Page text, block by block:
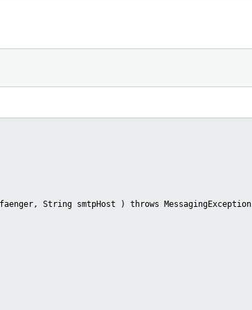
String smtpHost ) throws MessagingException